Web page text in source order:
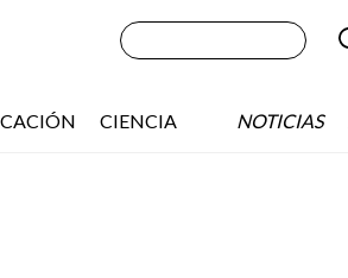
CIENCIA NOTICIAS
Buscar